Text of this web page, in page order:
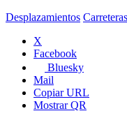
Desplazamientos Carreteras
X
Facebook
Bluesky
Mail
Copiar URL
Mostrar QR